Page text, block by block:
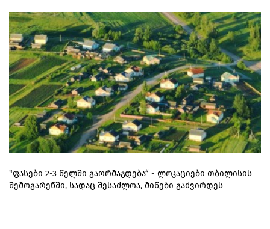
"ფასები 2-3 წელში გაორმაგდება“ - ლოკაციები თბილისის
შემოგარენში, სადაც შესაძლოა, მიწები გაძვირდეს